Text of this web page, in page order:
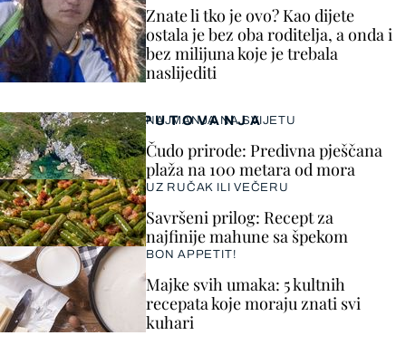
Znate li tko je ovo? Kao dijete
ostala je bez oba roditelja, a onda i
bez milijuna koje je trebala
naslijediti
PUTOVANJA
NAJMANJA NA SVIJETU
Čudo prirode: Predivna pješčana
plaža na 100 metara od mora
UZ RUČAK ILI VEČERU
Savršeni prilog: Recept za
najfinije mahune sa špekom
BON APPETIT!
Majke svih umaka: 5 kultnih
recepata koje moraju znati svi
kuhari